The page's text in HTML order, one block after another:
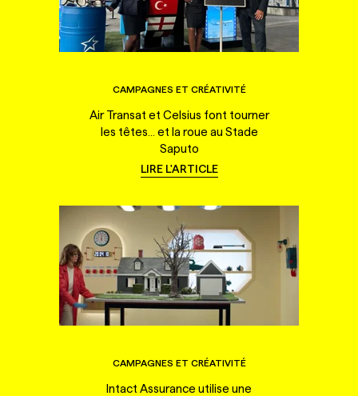
CAMPAGNES ET CRÉATIVITÉ
Air Transat et Celsius font tourner
les têtes... et la roue au Stade
Saputo
LIRE L'ARTICLE
CAMPAGNES ET CRÉATIVITÉ
Intact Assurance utilise une